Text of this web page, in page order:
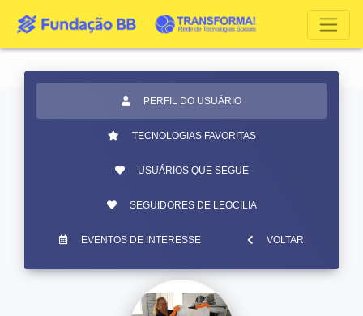
PERFIL DO USUÁRIO
TECNOLOGIAS FAVORITAS
USUÁRIOS QUE SEGUE
SEGUIDORES DE LEOCILIA
EVENTOS DE INTERESSE VOLTAR